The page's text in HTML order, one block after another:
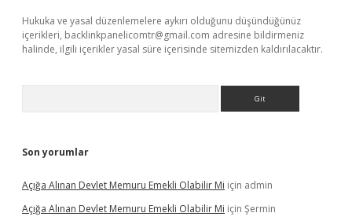
Hukuka ve yasal düzenlemelere aykırı olduğunu düşündüğünüz
içerikleri, backlinkpanelicomtr@gmail.com adresine bildirmeniz
halinde, ilgili içerikler yasal süre içerisinde sitemizden kaldırılacaktır.
Son yorumlar
Açığa Alınan Devlet Memuru Emekli Olabilir Mi için admin
Açığa Alınan Devlet Memuru Emekli Olabilir Mi için Şermin